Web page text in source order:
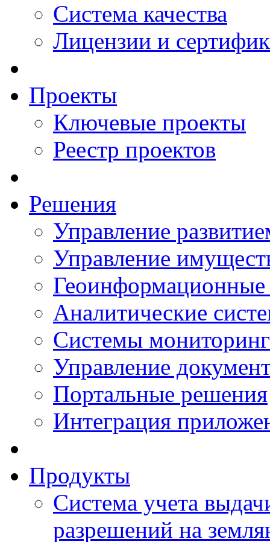
Система качества
Лицензии и
Проекты
Ключевые проекты
Реестр проектов
Решения
Управление
Управление
Аналитические
Системы
Управление
Портальные решения
Интеграция
Продукты
Система учета
разрешений на